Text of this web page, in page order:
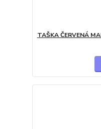
TAŠKA ČERVENÁ